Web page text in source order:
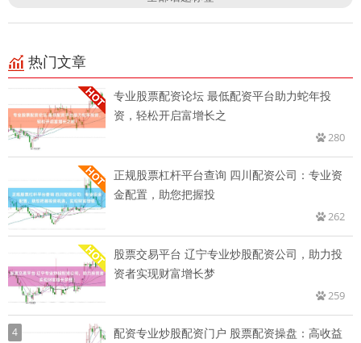
热门文章
专业股票配资论坛 最低配资平台助力蛇年投
资，轻松开启富增长之
280
正规股票杠杆平台查询 四川配资公司：专业资
金配置，助您把握投
262
股票交易平台 辽宁专业炒股配资公司，助力投
资者实现财富增长梦
259
4
配资专业炒股配资门户 股票配资操盘：高收益